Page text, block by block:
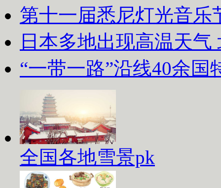
第十一届悉尼灯光音乐
日本多地出现高温天
“一带一路”沿线40余国
全国各地雪景pk